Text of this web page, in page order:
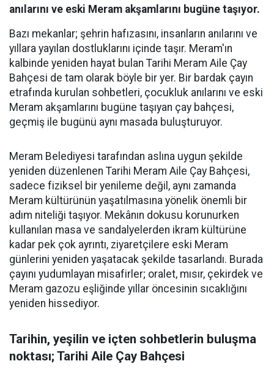
anılarını ve eski Meram akşamlarını bugüne taşıyor.
Bazı mekanlar; şehrin hafızasını, insanların anılarını ve
yıllara yayılan dostluklarını içinde taşır. Meram'ın
kalbinde yeniden hayat bulan Tarihi Meram Aile Çay
Bahçesi de tam olarak böyle bir yer. Bir bardak çayın
etrafında kurulan sohbetleri, çocukluk anılarını ve eski
Meram akşamlarını bugüne taşıyan çay bahçesi,
geçmiş ile bugünü aynı masada buluşturuyor.
Meram Belediyesi tarafından aslına uygun şekilde
yeniden düzenlenen Tarihi Meram Aile Çay Bahçesi,
sadece fiziksel bir yenileme değil, aynı zamanda
Meram kültürünün yaşatılmasına yönelik önemli bir
adım niteliği taşıyor. Mekânın dokusu korunurken
kullanılan masa ve sandalyelerden ikram kültürüne
kadar pek çok ayrıntı, ziyaretçilere eski Meram
günlerini yeniden yaşatacak şekilde tasarlandı. Burada
çayını yudumlayan misafirler; oralet, mısır, çekirdek ve
Meram gazozu eşliğinde yıllar öncesinin sıcaklığını
yeniden hissediyor.
Tarihin, yeşilin ve içten sohbetlerin buluşma
noktası; Tarihi Aile Çay Bahçesi